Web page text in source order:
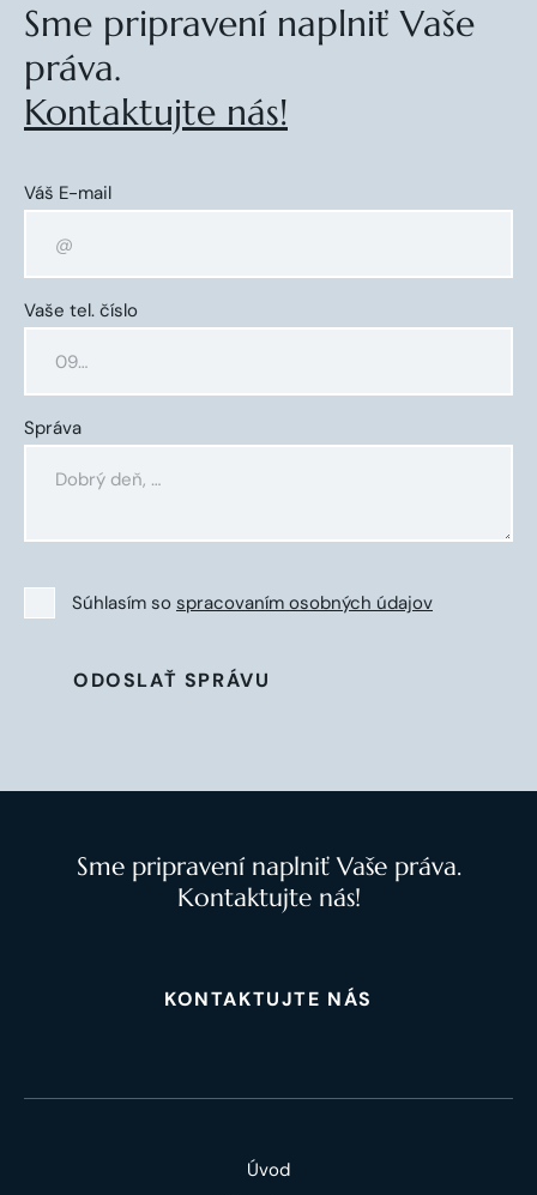
Sme pripravení naplniť Vaše
práva.
Kontaktujte nás!
Váš E-mail
Vaše tel. číslo
Správa
Súhlasím so spracovaním osobných údajov
ODOSLAŤ SPRÁVU
Sme pripravení naplniť Vaše práva.
Kontaktujte nás!
KONTAKTUJTE NÁS
Úvod